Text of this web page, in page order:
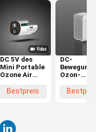
DC 5V des
Mini Portable
Ozone Air
Generator-
Bestpreis
DC-
Ozon-